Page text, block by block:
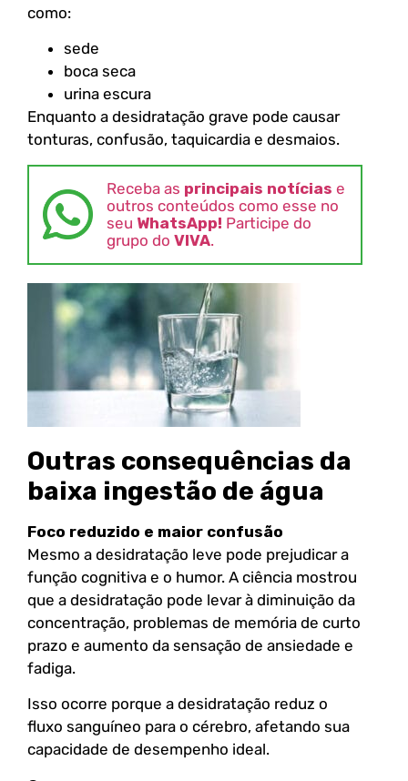
como:
sede
boca seca
urina escura
Enquanto a desidratação grave pode causar
tonturas, confusão, taquicardia e desmaios.
Receba as principais notícias e
outros conteúdos como esse no
seu WhatsApp! Participe do
grupo do VIVA.
Outras consequências da
baixa ingestão de água
Foco reduzido e maior confusão
Mesmo a desidratação leve pode prejudicar a
função cognitiva e o humor. A ciência mostrou
que a desidratação pode levar à diminuição da
concentração, problemas de memória de curto
prazo e aumento da sensação de ansiedade e
fadiga.
Isso ocorre porque a desidratação reduz o
fluxo sanguíneo para o cérebro, afetando sua
capacidade de desempenho ideal.